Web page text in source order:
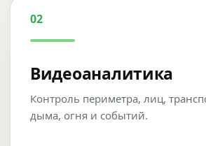
02
Видеоаналитика
Контроль периметра, лиц,
дыма, огня и событий.